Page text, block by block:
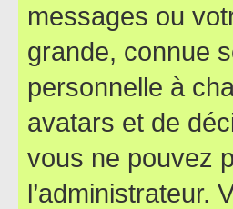
messages ou
grande, connue
personnelle à
avatars et de
vous ne pouvez
l’administrateur.